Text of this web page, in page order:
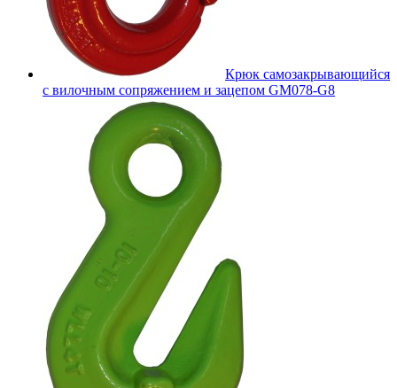
Крюк самозакрывающийся
с вилочным сопряжением и зацепом GM078-G8